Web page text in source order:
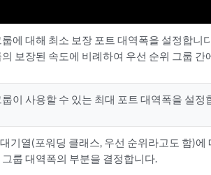
에 대해 최소 보장 포트 대역폭을 설정합니
보장된 속도에 비례하여 우선 순위 그룹 간
이 사용할 수 있는 최대 포트 대역폭을 설정
기열(포워딩 클래스, 우선 순위라고도 함)
룹 대역폭의 부분을 결정합니다.